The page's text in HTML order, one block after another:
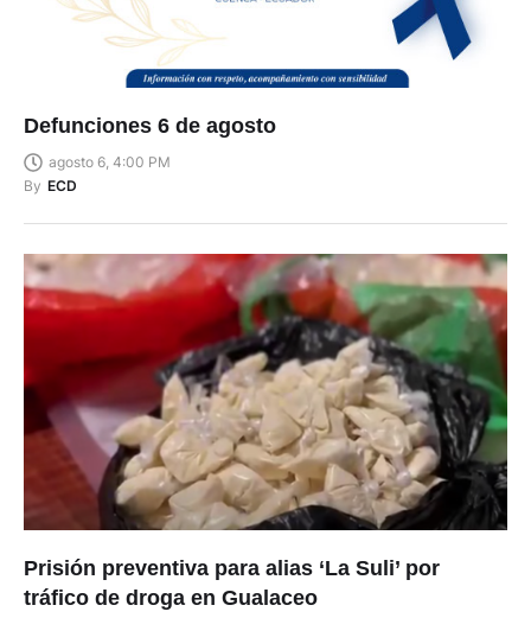
Defunciones 6 de agosto
agosto 6, 4:00 PM
By ECD
Prisión preventiva para alias ‘La Suli’ por
tráfico de droga en Gualaceo